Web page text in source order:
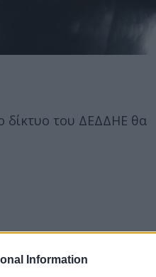
Information
δίκτυο του ΔΕΔΔΗΕ θα
ΣΠΑΡΤΗΣ ΑΠΟ